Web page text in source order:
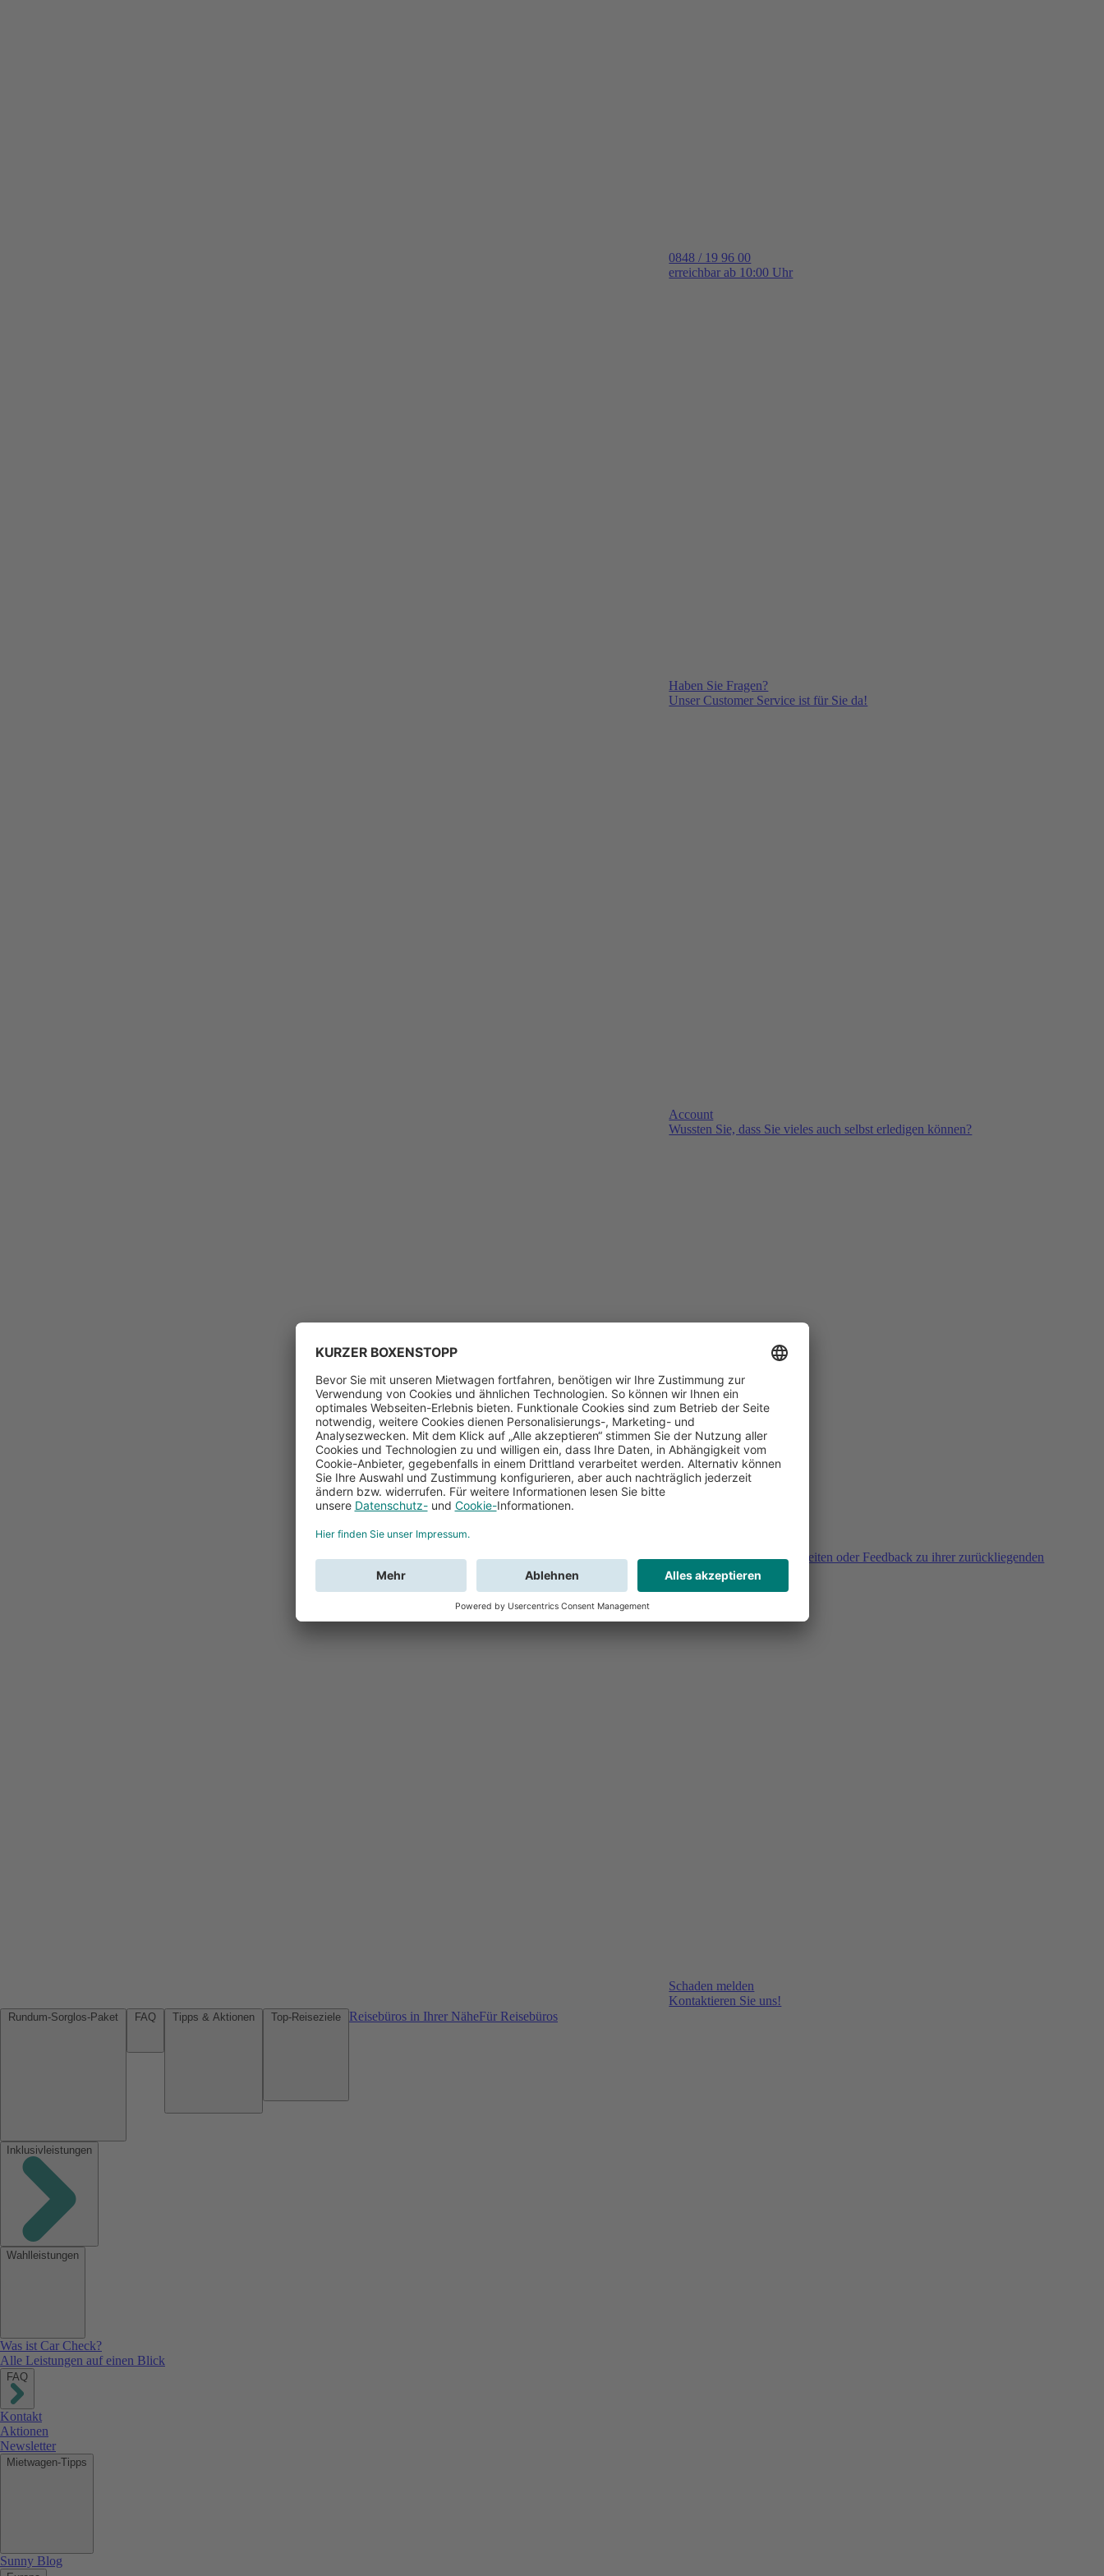
0848 / 19 96 00
erreichbar ab 10:00 Uhr
Haben Sie Fragen?
Unser Customer Service ist für Sie da!
Account
Wussten Sie, dass Sie vieles auch selbst erledigen können?
Sie haben Fragen, Unklarheiten oder Feedback zu ihrer zurückliegenden
Buchung?
Schaden melden
Kontaktieren Sie uns!
Reisebüros in Ihrer NäheFür Reisebüros
Inklusivleistungen
Wahlleistungen
Was ist Car Check?
Alle Leistungen auf einen Blick
FAQ
Kontakt
Aktionen
Newsletter
Mietwagen-Tipps
Sunny Blog